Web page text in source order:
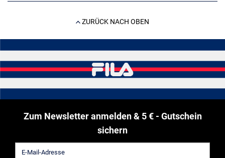
ZURÜCK NACH OBEN
Zum Newsletter anmelden & 5 € - Gutschein
sichern